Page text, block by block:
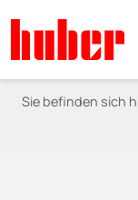
Sie befinden sich